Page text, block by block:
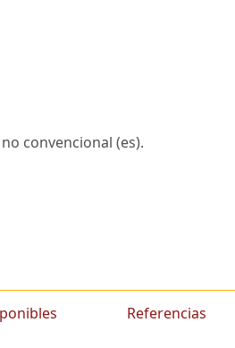
convencional (es).
Referencias